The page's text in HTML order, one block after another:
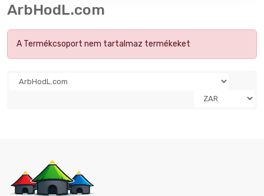
ArbHodL.com
A Termékcsoport nem tartalmaz termékeket